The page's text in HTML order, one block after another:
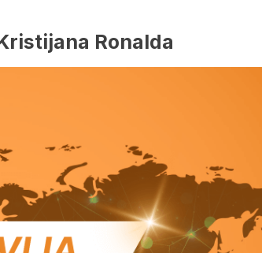
Ronalda